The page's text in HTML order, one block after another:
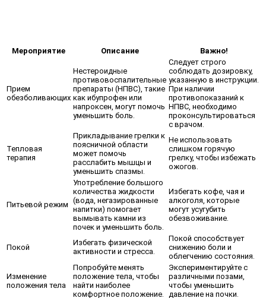
Мероприятие Описание Важно!
Прием
обезболивающих
Нестероидные
противовоспалительные
препараты (НПВС), такие
как ибупрофен или
напроксен, могут помочь
уменьшить боль.
Следует строго
соблюдать дозировку,
указанную в инструкции.
При наличии
противопоказаний к
НПВС, необходимо
проконсультироваться
с врачом.
Тепловая
терапия
Прикладывание грелки к
поясничной области
может помочь
расслабить мышцы и
уменьшить спазмы.
Не использовать
слишком горячую
грелку, чтобы избежать
ожогов.
Питьевой режим
Употребление большого
количества жидкости
(вода, негазированные
напитки) помогает
вымывать камни из
почек и уменьшить боль.
Избегать кофе, чая и
алкоголя, которые
могут усугубить
обезвоживание.
Покой
Избегать физической
активности и стресса.
Покой способствует
снижению боли и
облегчению состояния.
Изменение
положения тела
Попробуйте менять
положение тела, чтобы
найти наиболее
комфортное положение.
Экспериментируйте с
различными позами,
чтобы уменьшить
давление на почки.